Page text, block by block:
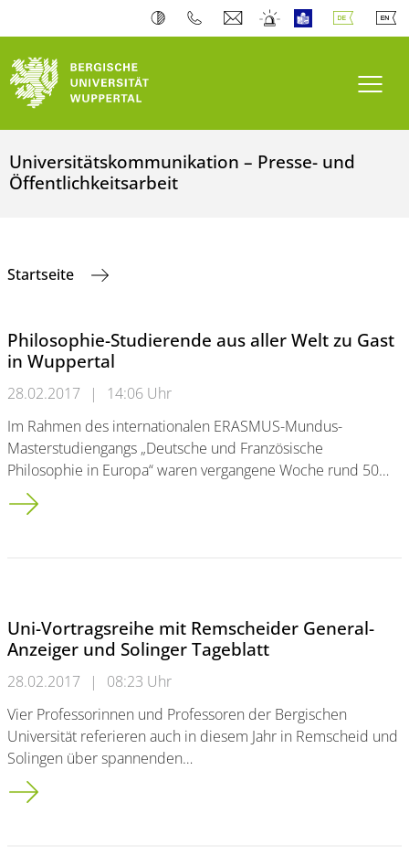
Universitätskommunikation – Presse- und
Öffentlichkeitsarbeit
Startseite
Philosophie-Studierende aus aller Welt zu Gast
in Wuppertal
28.02.2017 |
14:06 Uhr
Im Rahmen des internationalen ERASMUS-Mundus-
Masterstudiengangs „Deutsche und Französische
Philosophie in Europa“ waren vergangene Woche rund 50…
Philosophie-Studierende aus aller Welt zu Gast in Wuppertal
Uni-Vortragsreihe mit Remscheider General-
Anzeiger und Solinger Tageblatt
28.02.2017 |
08:23 Uhr
Vier Professorinnen und Professoren der Bergischen
Universität referieren auch in diesem Jahr in Remscheid und
Solingen über spannenden…
Uni-Vortragsreihe mit Remscheider General-Anzeiger und